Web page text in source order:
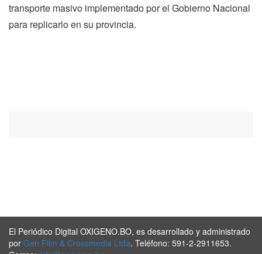
transporte masivo implementado por el Gobierno Nacional
para replicarlo en su provincia.
El Periódico Digital OXIGENO.BO, es desarrollado y administrado
por Gen Film & Crossmedia Ltda. Teléfono: 591-2-2911653.